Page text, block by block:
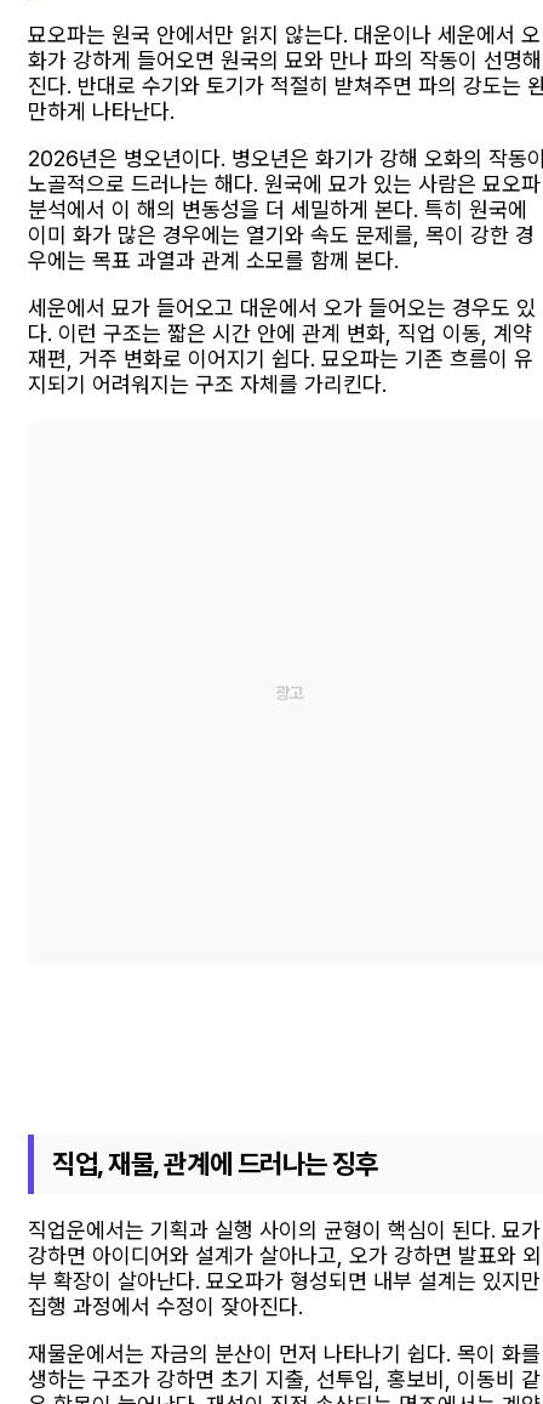
묘오파는 원국 안에서만 읽지 않는다. 대운이나 세운에서 오
화가 강하게 들어오면 원국의 묘와 만나 파의 작동이 선명해
진다. 반대로 수기와 토기가 적절히 받쳐주면 파의 강도는
만하게 나타난다.
2026년은 병오년이다. 병오년은 화기가 강해 오화의 작동
노골적으로 드러나는 해다. 원국에 묘가 있는 사람은 묘오파
분석에서 이 해의 변동성을 더 세밀하게 본다. 특히 원국에
이미 화가 많은 경우에는 열기와 속도 문제를, 목이 강한 경
우에는 목표 과열과 관계 소모를 함께 본다.
세운에서 묘가 들어오고 대운에서 오가 들어오는 경우도 있
다. 이런 구조는 짧은 시간 안에 관계 변화, 직업 이동, 계약
재편, 거주 변화로 이어지기 쉽다. 묘오파는 기존 흐름이 유
지되기 어려워지는 구조 자체를 가리킨다.
직업, 재물, 관계에 드러나는 징후
직업운에서는 기획과 실행 사이의 균형이 핵심이 된다. 묘가
강하면 아이디어와 설계가 살아나고, 오가 강하면 발표와 외
부 확장이 살아난다. 묘오파가 형성되면 내부 설계는 있지만
집행 과정에서 수정이 잦아진다.
재물운에서는 자금의 분산이 먼저 나타나기 쉽다. 목이 화를
생하는 구조가 강하면 초기 지출, 선투입, 홍보비, 이동비 같